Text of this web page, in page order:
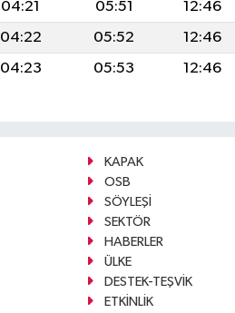
04:21 05:51 12:46
04:22 05:52 12:46
04:23 05:53 12:46
KAPAK
OSB
SÖYLEŞİ
SEKTÖR
HABERLER
ÜLKE
DESTEK-TEŞVİK
ETKİNLİK